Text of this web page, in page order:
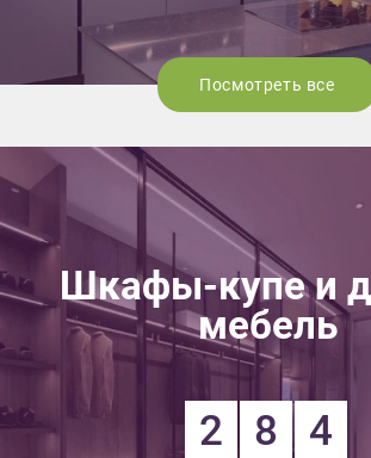
Посмотреть все
Шкафы-купе и
мебель
2 8 4